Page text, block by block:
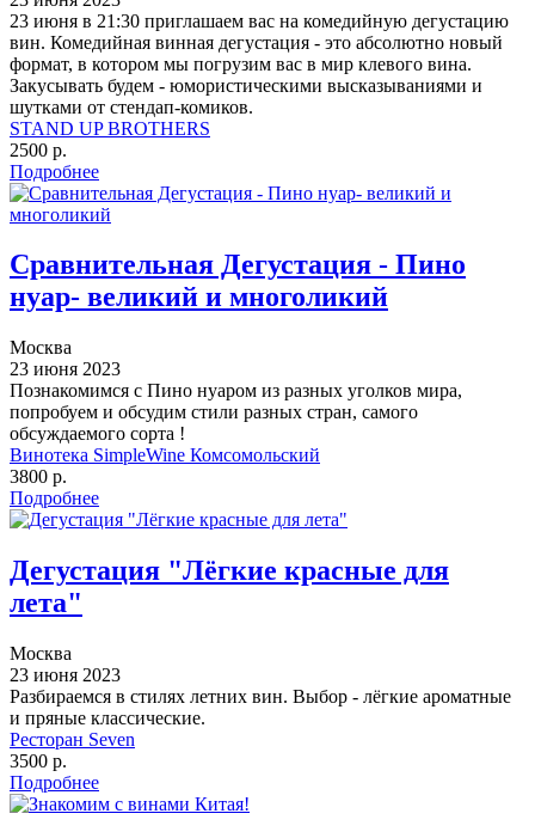
23 июня в 21:30 приглашаем вас на комедийную дегустацию
вин. Комедийная винная дегустация - это абсолютно новый
формат, в котором мы погрузим вас в мир клевого вина.
Закусывать будем - юмористическими высказываниями и
шутками от стендап-комиков.
STAND UP BROTHERS
2500 р.
Подробнее
Сравнительная Дегустация - Пино
нуар- великий и многоликий
Москва
23 июня 2023
Познакомимся с Пино нуаром из разных уголков мира,
попробуем и обсудим стили разных стран, самого
обсуждаемого сорта !
Винотека SimpleWine Комсомольский
3800 р.
Подробнее
Дегустация "Лёгкие красные для
лета"
Москва
23 июня 2023
Разбираемся в стилях летних вин. Выбор - лёгкие ароматные
и пряные классические.
Ресторан Seven
3500 р.
Подробнее